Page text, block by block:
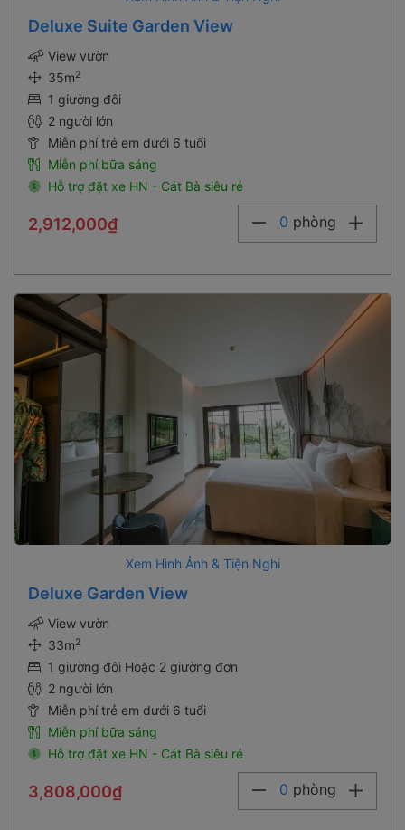
Deluxe Suite Garden View
View vườn
35m2
1 giường đôi
2 người lớn
Miễn phí trẻ em dưới 6 tuổi
Miễn phí bữa sáng
Hỗ trợ đặt xe HN - Cát Bà siêu rẻ
2,912,000₫ 0 phòng
Xem Hình Ảnh & Tiện Nghi
Deluxe Garden View
View vườn
33m2
1 giường đôi Hoặc 2 giường đơn
2 người lớn
Miễn phí trẻ em dưới 6 tuổi
Miễn phí bữa sáng
Hỗ trợ đặt xe HN - Cát Bà siêu rẻ
3,808,000₫ 0 phòng